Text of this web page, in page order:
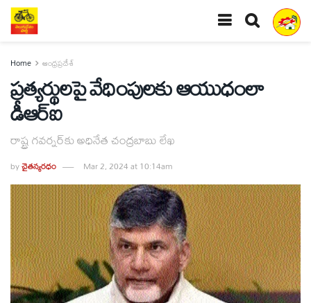
Home ఆంధ్రప్రదేశ్
ప్రత్యర్థులపై వేధింపులకు ఆయుధంలా
డీఆర్‌ఐ
రాష్ట్ర గవర్నర్‌కు అధినేత చంద్రబాబు లేఖ
byచైతన్యరధం Mar 2, 2024 at 10:14am